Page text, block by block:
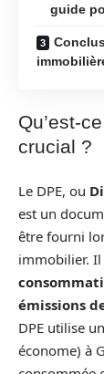
guide
Qu’est-
crucial ?
Le DPE, ou
est un
être fourni
immobilier. Il
émissions
DPE utilise
économe) à